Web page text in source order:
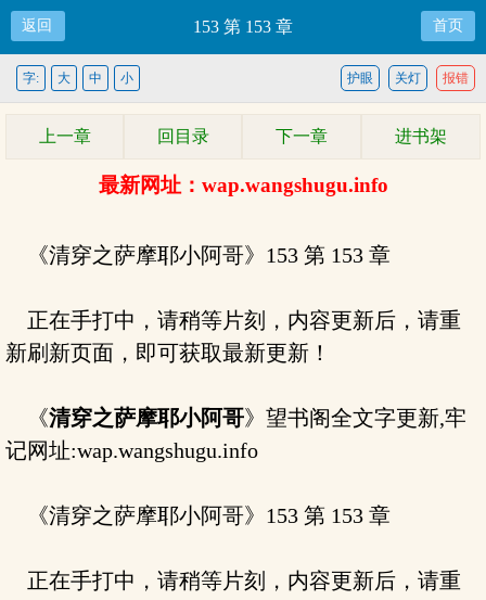
返回 153 第 153 章 首页
报错
关灯
护眼
字: 大 中 小
上一章 回目录 下一章 进书架
最新网址：wap.wangshugu.info
《清穿之萨摩耶小阿哥》153 第 153 章
正在手打中，请稍等片刻，内容更新后，请重
新刷新页面，即可获取最新更新！
《清穿之萨摩耶小阿哥》望书阁全文字更新,牢
记网址:wap.wangshugu.info
《清穿之萨摩耶小阿哥》153 第 153 章
正在手打中，请稍等片刻，内容更新后，请重